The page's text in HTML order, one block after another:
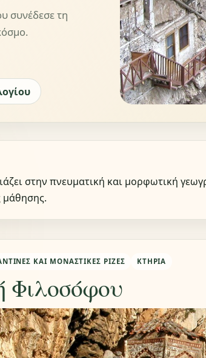
συνέδεσε τη
στην πνευματική και μορφωτική
μάθησης.
ΚΑΙ ΜΟΝΑΣΤΙΚΈΣ ΡΊΖΕΣ ΚΤΉΡΙΑ
Φιλοσόφου